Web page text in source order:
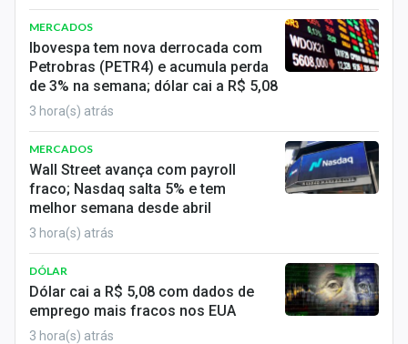
Política
Colunas
Especiais
Internacional
Marketing
Tecnologia
Conteúdo de Marca
MERCADOS
Ibovespa tem nova derrocada com
Petrobras (PETR4) e acumula perda
de 3% na semana; dólar cai a R$ 5,08
3 hora(s) atrás
MERCADOS
Wall Street avança com payroll
fraco; Nasdaq salta 5% e tem
melhor semana desde abril
3 hora(s) atrás
DÓLAR
Dólar cai a R$ 5,08 com dados de
emprego mais fracos nos EUA
3 hora(s) atrás